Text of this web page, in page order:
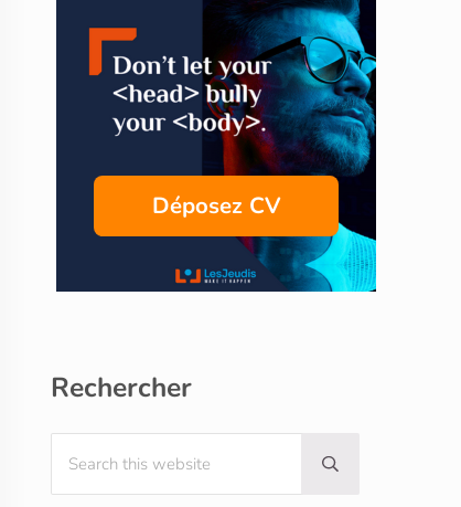
Déposez CV
Rechercher
Submit search